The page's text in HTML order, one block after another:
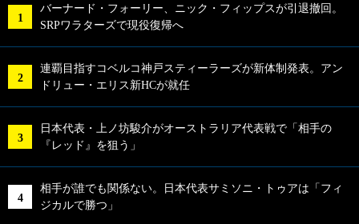
バーナード・フォーリー、ニック・フィップスが引退撤回。
SRPワラターズで現役復帰へ
連覇目指すコベルコ神戸スティーラーズが新体制発表。アン
ドリュー・エリス新HCが就任
日本代表・上ノ坊駿介がオーストラリア代表戦で「相手の
『レッド』を狙う」
相手が誰でも関係ない。日本代表サミソニ・トゥアは「フィ
ジカルで勝つ」